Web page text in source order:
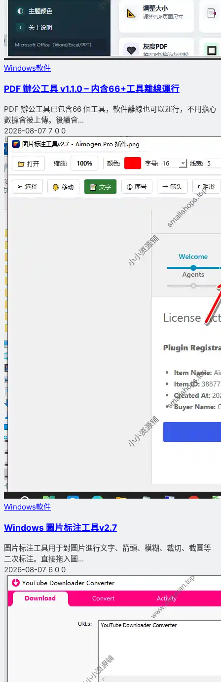
Windows軟件
PDF 辦公工具 v1.1.0 – 内含66+工具離線運行
PDF 辦公工具已包含66 個工具，軟件離線也可以運行，不用擔心
數據會被上傳。後續會...
2026-08-07 7 0 0
Windows軟件
Windows 圖片标注工具v2.7
圖片标注工具用于對圖片進行文字、箭頭、模糊、裁切、截圖等
二次标注。直接拖入圖...
2026-08-07 6 0 0